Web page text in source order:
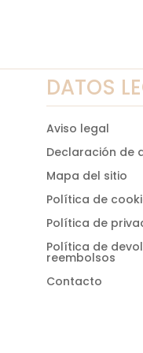
DATOS
Aviso legal
Declaración de
Mapa del sitio
Política de
Política de
Política de
reembolsos
Contacto